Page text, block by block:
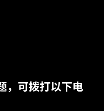
，可拨打以下电